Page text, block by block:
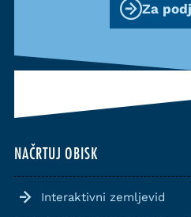
NAČRTUJ OBISK
Interaktivni zemljevid
Za